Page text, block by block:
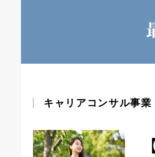
キャリアコンサル事業